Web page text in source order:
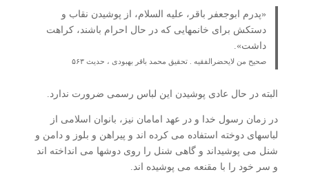
«پدرم ابوجعفر باقر، علیه السلام، از پوشیدن نقاب و
دستکش برای خانمهایی که در حال احرام باشند، کراهت
داشت».
صحیح من لایحضرالفقیه . تحقیق محمد باقر بهبودی ، حدیث ۵۶۳
البته در حال عادی پوشیدن این لباس رسمی ضرورت ندارد.
در زمان رسول خدا و در عهد امامان نیز، بانوان اسلامی از
لباسهای دوخته استفاده می کرده اند و پیراهن و بلوز و دامن و
شنل می پوشیداند و گاهی شنل را روی دوشها می انداخته اند
و سر خود را با مقنعه می پوشیده اند.